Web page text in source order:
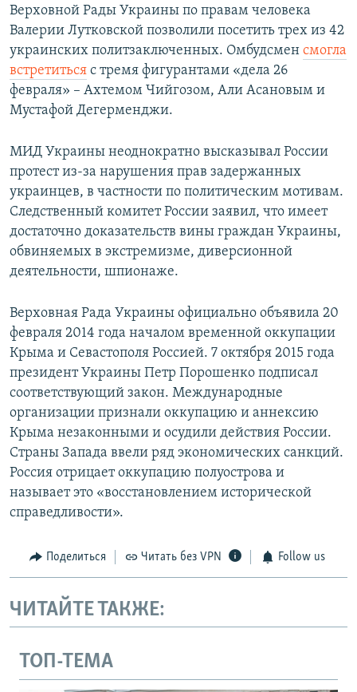
Верховной Рады Украины по правам человека
Валерии Лутковской позволили посетить трех из 42
украинских политзаключенных. Омбудсмен смогла
встретиться с тремя фигурантами «дела 26
февраля» – Ахтемом Чийгозом, Али Асановым и
Мустафой Дегерменджи.
МИД Украины неоднократно высказывал России
протест из-за нарушения прав задержанных
украинцев, в частности по политическим мотивам.
Следственный комитет России заявил, что имеет
достаточно доказательств вины граждан Украины,
обвиняемых в экстремизме, диверсионной
деятельности, шпионаже.
Верховная Рада Украины официально объявила 20
февраля 2014 года началом временной оккупации
Крыма и Севастополя Россией. 7 октября 2015 года
президент Украины Петр Порошенко подписал
соответствующий закон. Международные
организации признали оккупацию и аннексию
Крыма незаконными и осудили действия России.
Страны Запада ввели ряд экономических санкций.
Россия отрицает оккупацию полуострова и
называет это «восстановлением исторической
справедливости».
Поделиться Читать без VPN Follow us
ЧИТАЙТЕ ТАКЖЕ:
ТОП-ТЕМА